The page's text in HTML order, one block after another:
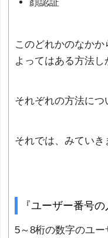
このどれかのなか
よってはある方法し
それぞれの方法につ
それでは、みていき
『ユーザー番号の
5～8桁の数字のユ